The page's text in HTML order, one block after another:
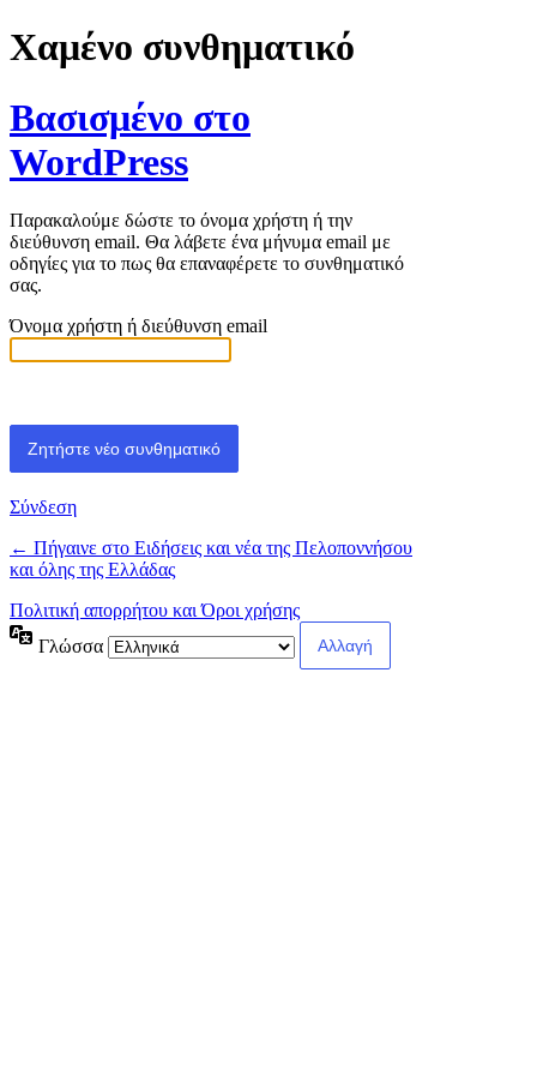
Χαμένο συνθηματικό
Βασισμένο στο
WordPress
Παρακαλούμε δώστε το όνομα χρήστη ή την
διεύθυνση email. Θα λάβετε ένα μήνυμα email με
οδηγίες για το πως θα επαναφέρετε το συνθηματικό
σας.
Όνομα χρήστη ή διεύθυνση email
Σύνδεση
← Πήγαινε στο Ειδήσεις και νέα της Πελοποννήσου
και όλης της Ελλάδας
Πολιτική απορρήτου και Όροι χρήσης
Γλώσσα